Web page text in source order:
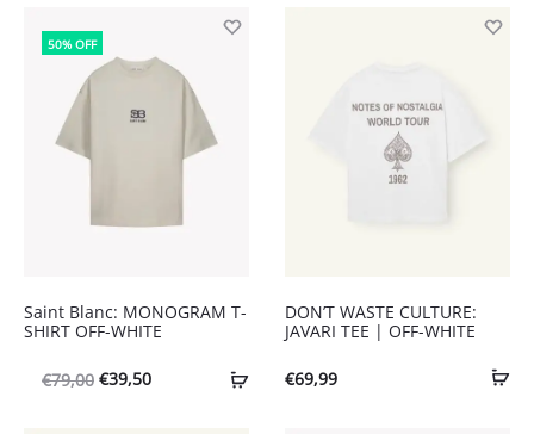
50% OFF
Saint Blanc: MONOGRAM T-
SHIRT OFF-WHITE
€79,00 Oorspronkelijke
€39,50Huidige
DON’T WASTE CULTURE:
JAVARI TEE | OFF-WHITE
€69,99